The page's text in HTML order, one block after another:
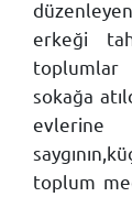
erkeği
toplumlar
sokağa
toplum